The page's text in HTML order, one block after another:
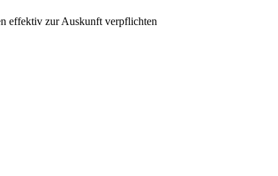
effektiv zur Auskunft verpflichten